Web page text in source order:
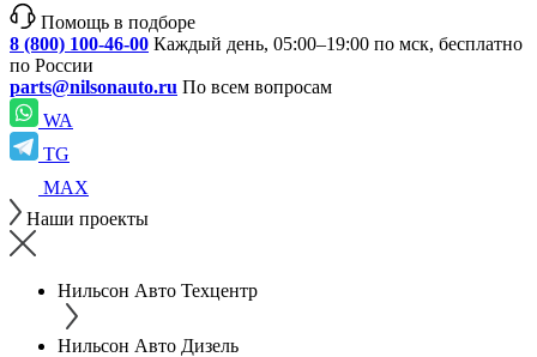
Помощь в подборе
8 (800) 100-46-00 Каждый день, 05:00–19:00 по мск, бесплатно
по России
parts@nilsonauto.ru По всем вопросам
WA
TG
MAX
Наши проекты
Нильсон Авто Техцентр
Нильсон Авто Дизель